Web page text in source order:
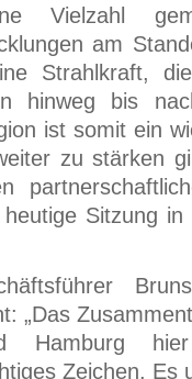
Vielzahl
am
Strahlkraft,
hinweg bis
ist somit ein
zu stärken
Sitzung
„Das
Hamburg
Zeichen. Es